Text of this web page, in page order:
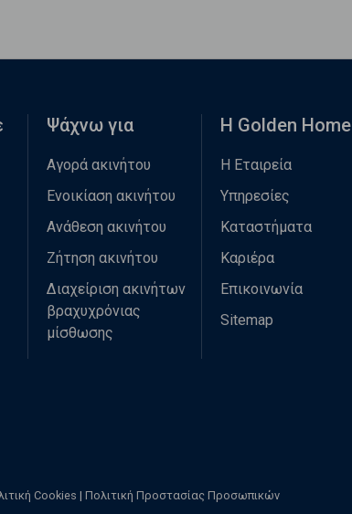
Ψάχνω για
Αγορά ακινήτου
Ενοικίαση ακινήτου
Ανάθεση ακινήτου
Ζήτηση ακινήτου
Διαχείριση ακινήτων
βραχυχρόνιας
μίσθωσης
Η Golden Home
Η Εταιρεία
Υπηρεσίες
Καταστήματα
Καριέρα
Επικοινωνία
Sitemap
Cookies | Πολιτική Προστασίας Προσωπικών